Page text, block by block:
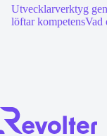
Utvecklarverktyg
löftar kompetensVad